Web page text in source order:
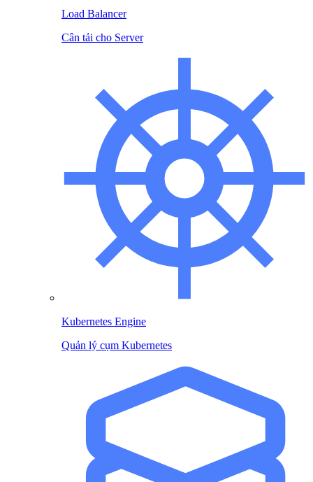
Load Balancer
Cân tải cho Server
Kubernetes Engine
Quản lý cụm Kubernetes